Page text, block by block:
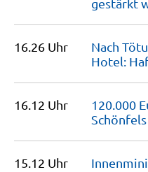
gestärkt
16.26 Uhr
Nach
Hotel:
16.12 Uhr
120.000
Schönfels
15.12 Uhr